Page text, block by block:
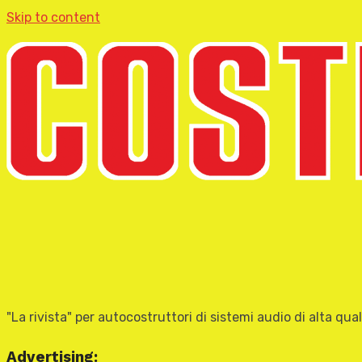
Skip to content
"La rivista" per autocostruttori di sistemi audio di alta
Advertising: